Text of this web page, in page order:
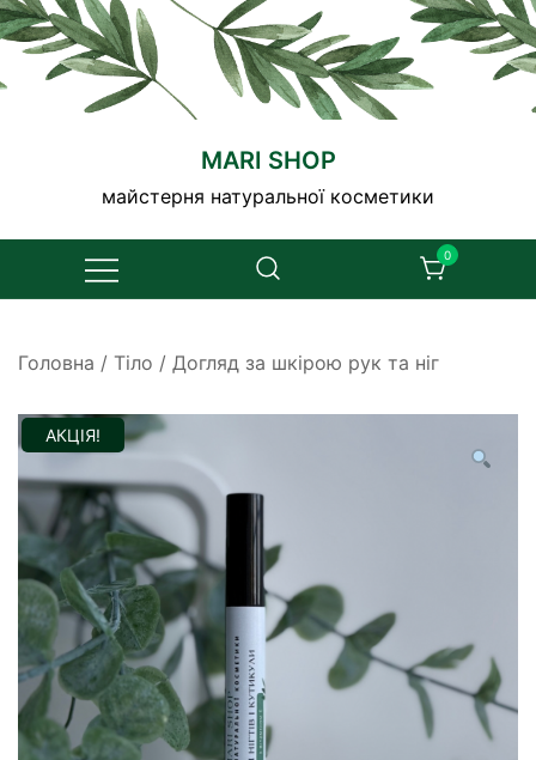
Перейти
до
вмісту
MARI SHOP
майстерня натуральної косметики
0
Головна / Тіло / Догляд за шкірою рук та ніг
АКЦІЯ!